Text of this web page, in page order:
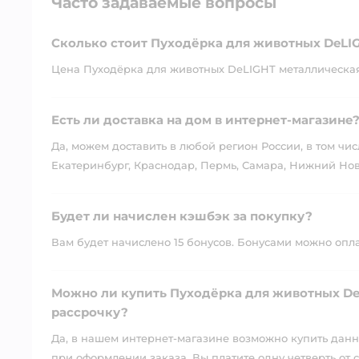
Сколько стоит Пуходёрка для животных
Цена Пуходёрка для животных DeLIGHT
Есть ли доставка на дом в интернет-магазине?
Да, можем доставить в любой регион России, в том
Екатеринбург, Краснодар, Пермь, Самара, Нижний
Будет ли начислен кэшбэк за покупку?
Вам будет начислено 15 бонусов. Бонусами можно
Можно ли купить Пуходёрка для животных
рассрочку?
Да, в нашем интернет-магазине возможно купить